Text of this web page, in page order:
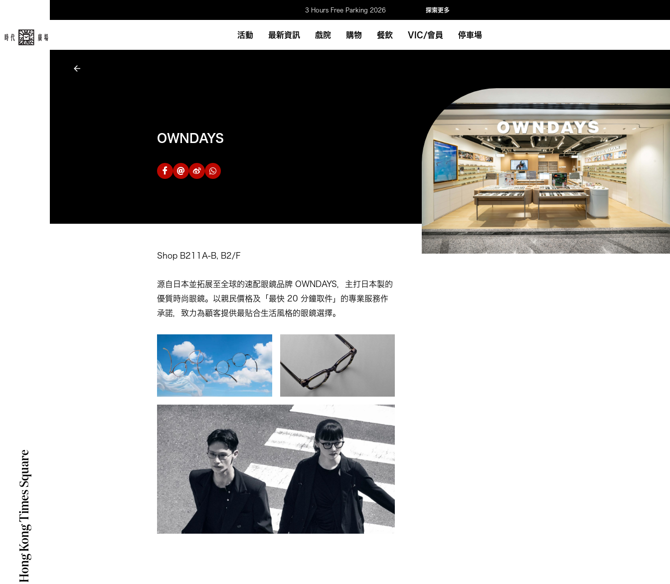
3 Hours Free Parking 2026 探索更多
活動 最新資訊 戲院 購物 餐飲 VIC/會員 停車場
OWNDAYS
Shop B211A-B, B2/F
源自日本並拓展至全球的速配眼鏡品牌 OWNDAYS，主打日本製的
優質時尚眼鏡。以親民價格及「最快 20 分鐘取件」的專業服務作
承諾，致力為顧客提供最貼合生活風格的眼鏡選擇。